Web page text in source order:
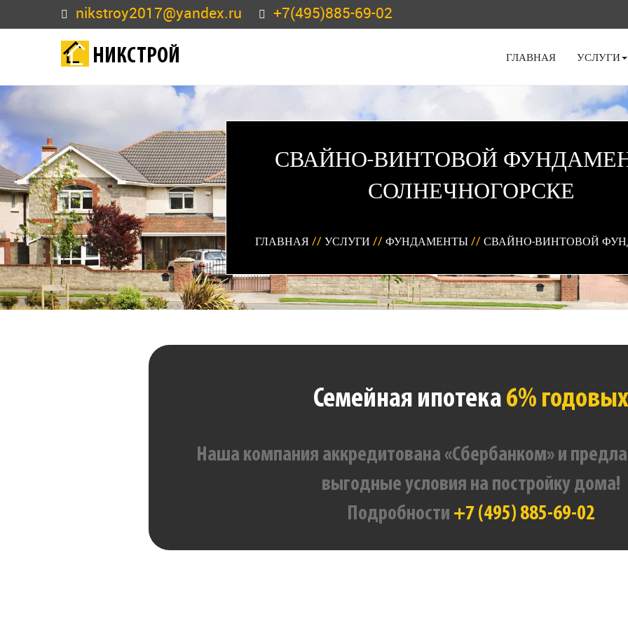
nikstroy2017@yandex.ru +7(495)885-69-02
НИКСТРОЙ ГЛАВНАЯ УСЛУГИ
СВАЙНО-ВИНТОВОЙ
СОЛНЕЧНОГОРСКЕ
ГЛАВНАЯ // УСЛУГИ // ФУНДАМЕНТЫ // СВАЙНО-ВИНТОВОЙ
Семейная ипотека 6% годовых
Наша компания аккредитована «Сбербанком» и
выгодные условия на постройку дома!
Подробности +7 (495) 885-69-02